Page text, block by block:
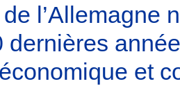
l’Allemagne
dernières
et